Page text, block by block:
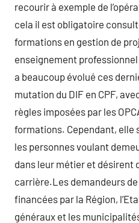
recourir à exemple de
cela il est obligatoire
formations en gestion de
enseignement
a beaucoup évolué ces
mutation du DIF en CPF,
règles imposées par les
formations. Cependant, elle
les personnes voulant
dans leur métier et désirent
carrière.Les demandeurs
financées par la Région,
généraux et les